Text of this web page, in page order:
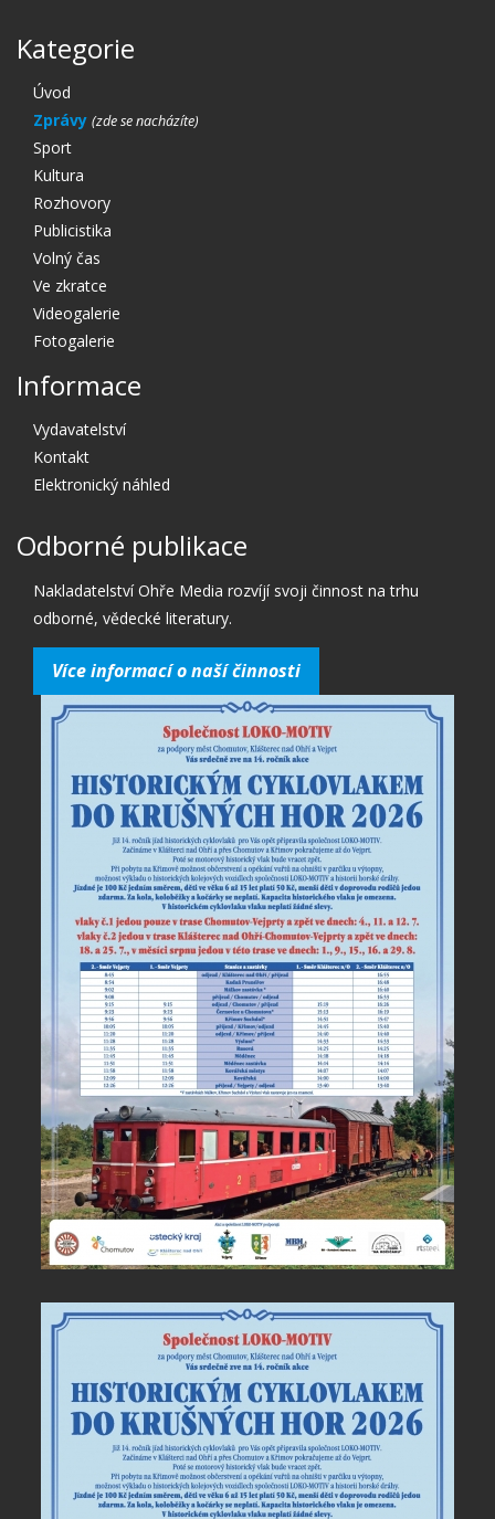
Kategorie
Úvod
Zprávy
Sport
Kultura
Rozhovory
Publicistika
Volný čas
Ve zkratce
Videogalerie
Fotogalerie
Informace
Vydavatelství
Kontakt
Elektronický náhled
Odborné publikace
Nakladatelství Ohře Media rozvíjí svoji činnost na trhu
odborné, vědecké literatury.
Více informací o naší činnosti